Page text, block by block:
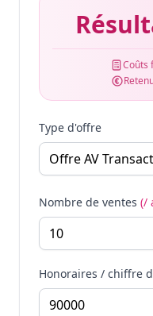
Coûts
Type d'offre
Nombre de ventes (/
Honoraires / chiffre